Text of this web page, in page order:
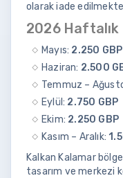
olarak iade
2026 Haftalık
Mayıs: 2.250 GBP
Haziran: 2.500
Temmuz –
Eylül: 2.750 GBP
Ekim: 2.250 GBP
Kasım – Aralık:
Kalkan Kalamar
tasarım ve merkezi